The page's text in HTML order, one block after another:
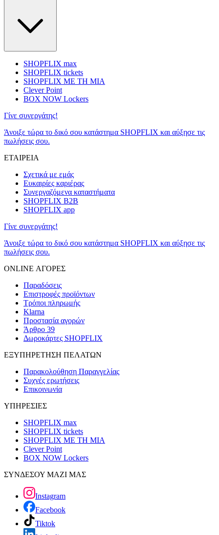
SHOPFLIX max
SHOPFLIX tickets
SHOPFLIX ΜΕ ΤΗ ΜΙΑ
Clever Point
BOX NOW Lockers
Γίνε συνεργάτης!
Άνοιξε τώρα το δικό σου κατάστημα SHOPFLIX και αύξησε τις
πωλήσεις σου.
ΕΤΑΙΡΕΙΑ
Σχετικά με εμάς
Ευκαιρίες καριέρας
Συνεργαζόμενα καταστήματα
SHOPFLIX B2B
SHOPFLIX app
Γίνε συνεργάτης!
Άνοιξε τώρα το δικό σου κατάστημα SHOPFLIX και αύξησε τις
πωλήσεις σου.
ONLINE ΑΓΟΡΕΣ
Παραδόσεις
Επιστροφές προϊόντων
Τρόποι πληρωμής
Klarna
Προστασία αγορών
Άρθρο 39
Δωροκάρτες SHOPFLIX
ΕΞΥΠΗΡΕΤΗΣΗ ΠΕΛΑΤΩΝ
Παρακολούθηση Παραγγελίας
Συχνές ερωτήσεις
Επικοινωνία
ΥΠΗΡΕΣΙΕΣ
SHOPFLIX max
SHOPFLIX tickets
SHOPFLIX ΜΕ ΤΗ ΜΙΑ
Clever Point
BOX NOW Lockers
ΣΥΝΔΕΣΟΥ ΜΑΖΙ ΜΑΣ
Instagram
Facebook
Tiktok